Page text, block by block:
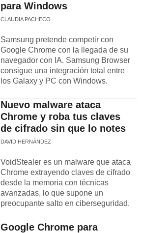
para Windows
CLAUDIA PACHECO
Samsung pretende competir con
Google Chrome con la llegada de su
navegador con IA. Samsung Browser
consigue una integración total entre
los Galaxy y PC con Windows.
Nuevo malware ataca
Chrome y roba tus claves
de cifrado sin que lo notes
DAVID HERNÁNDEZ
VoidStealer es un malware que ataca
Chrome extrayendo claves de cifrado
desde la memoria con técnicas
avanzadas, lo que supone un
preocupante salto en ciberseguridad.
Google Chrome para